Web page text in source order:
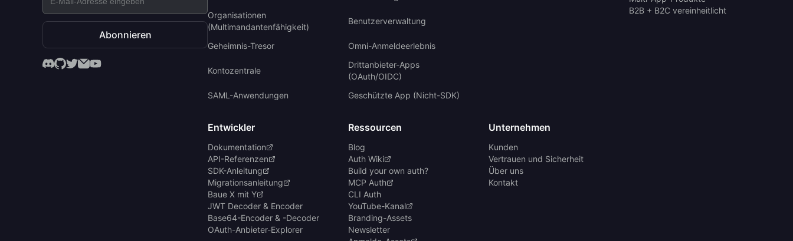
Abonnieren
Organisationen
(Multimandantenfähigkeit)
Benutzerverwaltung
Geheimnis-Tresor Omni-Anmeldeerlebnis
Kontozentrale
Drittanbieter-Apps
(OAuth/OIDC)
SAML-Anwendungen
Geschützte App (Nicht-SDK)
B2B + B2C vereinheitlicht
Entwickler
Dokumentation
API-Referenzen
SDK-Anleitung
Migrationsanleitung
Baue X mit Y
JWT Decoder & Encoder
Base64-Encoder & -Decoder
OAuth-Anbieter-Explorer
Ressourcen
Blog
Auth Wiki
Build your own auth?
MCP Auth
CLI Auth
YouTube-Kanal
Branding-Assets
Newsletter
Unternehmen
Kunden
Vertrauen und Sicherheit
Über uns
Kontakt